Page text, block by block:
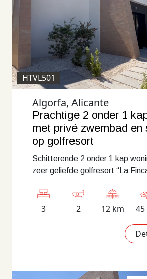
HTVL501
Algorfa, Alicante
Prachtige 2 onder 1
met privé zwembad en
op golfresort
Schitterende 2 onder 1 kap
zeer geliefde golfresort “La
3 2 12 km